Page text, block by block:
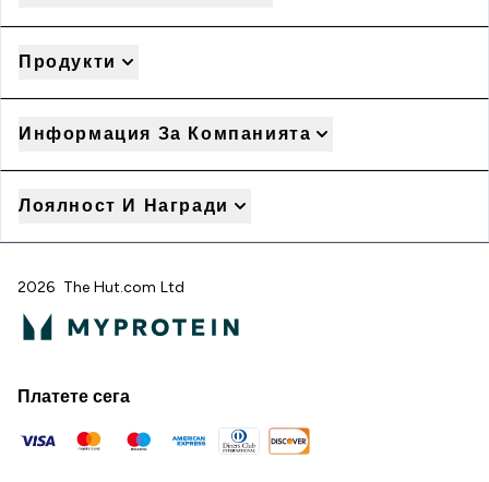
Продукти
Информация За Компанията
Лоялност И Награди
2026 The Hut.com Ltd
Платете сега